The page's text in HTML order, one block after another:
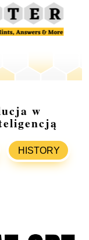
w
HISTORY